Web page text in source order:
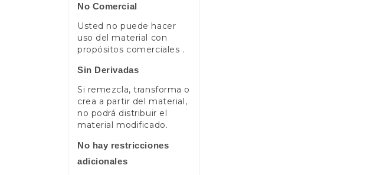
No Comercial
Usted no puede hacer
uso del material con
propósitos comerciales .
Sin Derivadas
Si remezcla, transforma o
crea a partir del material,
no podrá distribuir el
material modificado.
No hay restricciones
adicionales